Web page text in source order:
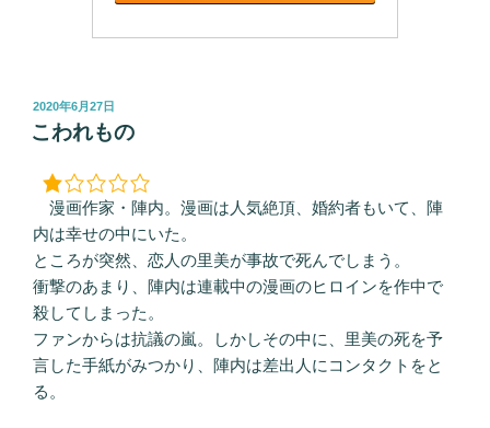
投
稿
日:
2020年6月27日
こわれもの
漫画作家・陣内。漫画は人気絶頂、婚約者もいて、陣
内は幸せの中にいた。
ところが突然、恋人の里美が事故で死んでしまう。
衝撃のあまり、陣内は連載中の漫画のヒロインを作中で
殺してしまった。
ファンからは抗議の嵐。しかしその中に、里美の死を予
言した手紙がみつかり、陣内は差出人にコンタクトをと
る。